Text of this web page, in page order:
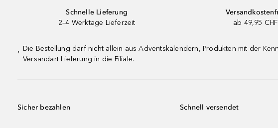
Schnelle Lieferung
2–4 Werktage Lieferzeit
ab 49,95 CHF
¹
Die Bestellung darf nicht allein aus Adventskalendern, Produkten mit der
Versandart Lieferung in die Filiale.
Sicher bezahlen Schnell versendet